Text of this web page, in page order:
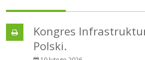
Kongres
Polski.